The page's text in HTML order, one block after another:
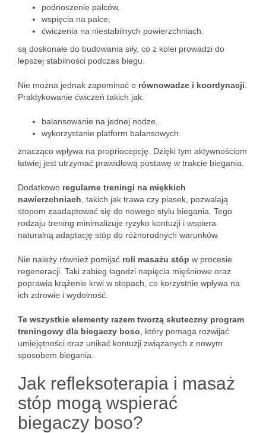
podnoszenie palców,
wspięcia na palce,
ćwiczenia na niestabilnych powierzchniach.
są doskonałe do budowania siły, co z kolei prowadzi do
lepszej stabilności podczas biegu.
Nie można jednak zapominać o równowadze i koordynacji
Praktykowanie ćwiczeń takich jak:
balansowanie na jednej nodze,
wykorzystanie platform balansowych.
znacząco wpływa na propriocepcję. Dzięki tym aktywnościom
łatwiej jest utrzymać prawidłową postawę w trakcie biegania.
Dodatkowo regularne treningi na miękkich
nawierzchniach , takich jak trawa czy piasek, pozwalają
stopom zaadaptować się do nowego stylu biegania. Tego
rodzaju trening minimalizuje ryzyko kontuzji i wspiera
naturalną adaptację stóp do różnorodnych warunków.
Nie należy również pomijać roli masażu stóp w procesie
regeneracji. Taki zabieg łagodzi napięcia mięśniowe oraz
poprawia krążenie krwi w stopach, co korzystnie wpływa na
ich zdrowie i wydolność.
Te wszystkie elementy razem tworzą skuteczny program
treningowy dla biegaczy boso , który pomaga rozwijać
umiejętności oraz unikać kontuzji związanych z nowym
sposobem biegania.
Jak refleksoterapia i masaż
stóp mogą wspierać
biegaczy boso?